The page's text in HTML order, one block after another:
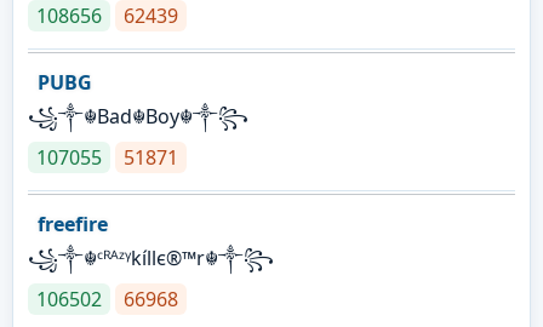
108656
62439
PUBG
꧁༒☬Bad☬Boy☬༒꧂
107055
51871
freefire
꧁༒☬ᶜᴿᴬᶻᵞkíllє®™r☬༒꧂
106502
66968